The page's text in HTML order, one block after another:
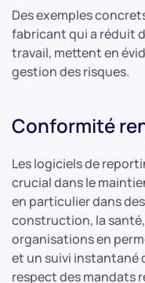
Des exemples
fabricant qui a réduit
travail, mettent en
gestion des risques.
Conformité
Les logiciels de
crucial dans le
en particulier dans
construction, la
organisations en
et un suivi instantané
respect des mandats